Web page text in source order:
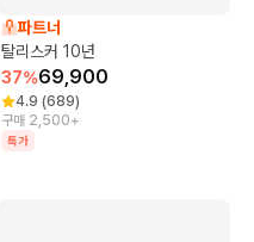
파트너
탈리스커 10년
37%69,900
4.9 (689)
구매 2,500+
특가